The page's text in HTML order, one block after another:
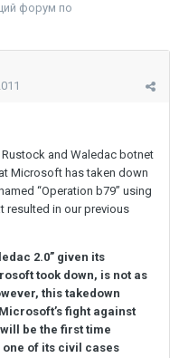
форум по
and Waledac botnet
Microsoft has taken down
“Operation b79” using
resulted in our previous
2.0” given its
took down, is not as
this takedown
fight against
be the first time
of its civil cases